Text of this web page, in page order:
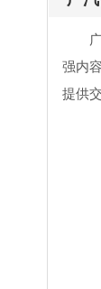
强内
提供